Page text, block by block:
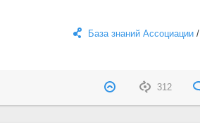
База знаний Ассоциации/
312